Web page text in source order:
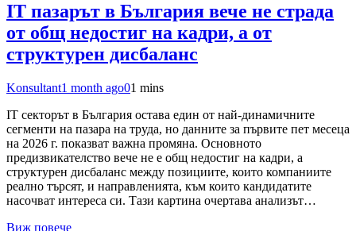
IT пазарът в България вече не страда
от общ недостиг на кадри, а от
структурен дисбаланс
Konsultant1 month ago01 mins
IT секторът в България остава един от най-динамичните
сегменти на пазара на труда, но данните за първите пет месеца
на 2026 г. показват важна промяна. Основното
предизвикателство вече не е общ недостиг на кадри, а
структурен дисбаланс между позициите, които компаниите
реално търсят, и направленията, към които кандидатите
насочват интереса си. Тази картина очертава анализът…
Виж повече